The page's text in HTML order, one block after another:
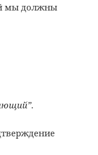
мы должны